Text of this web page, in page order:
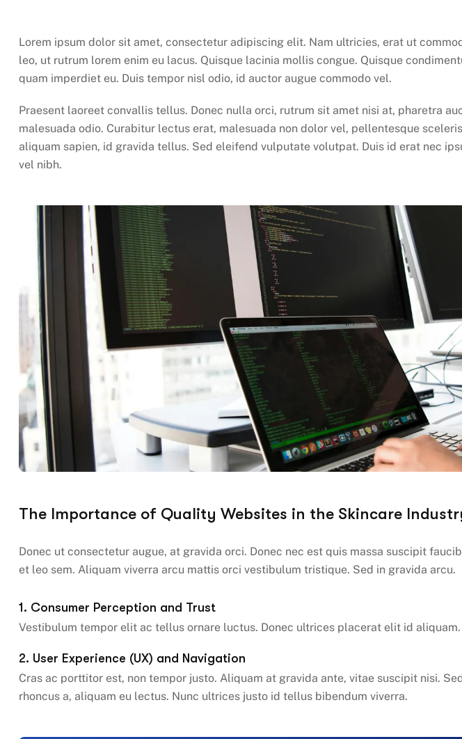
Lorem ipsum dolor sit amet, consectetur adipiscing elit. Nam ultricies, erat ut
leo, ut rutrum lorem enim eu lacus. Quisque lacinia mollis congue. Quisque
quam imperdiet eu. Duis tempor nisl odio, id auctor augue commodo vel.
Praesent laoreet convallis tellus. Donec nulla orci, rutrum sit amet nisi at, pharetra
malesuada odio. Curabitur lectus erat, malesuada non dolor vel, pellentesque
aliquam sapien, id gravida tellus. Sed eleifend vulputate volutpat. Duis id erat nec
vel nibh.
The Importance of Quality Websites in the Skincare
Donec ut consectetur augue, at gravida orci. Donec nec est quis massa suscipit
et leo sem. Aliquam viverra arcu mattis orci vestibulum tristique. Sed in gravida arcu.
1. Consumer Perception and Trust
Vestibulum tempor elit ac tellus ornare luctus. Donec ultrices placerat elit id aliquam.
2. User Experience (UX) and Navigation
Cras ac porttitor est, non tempor justo. Aliquam at gravida ante, vitae suscipit nisi.
rhoncus a, aliquam eu lectus. Nunc ultrices justo id tellus bibendum viverra.